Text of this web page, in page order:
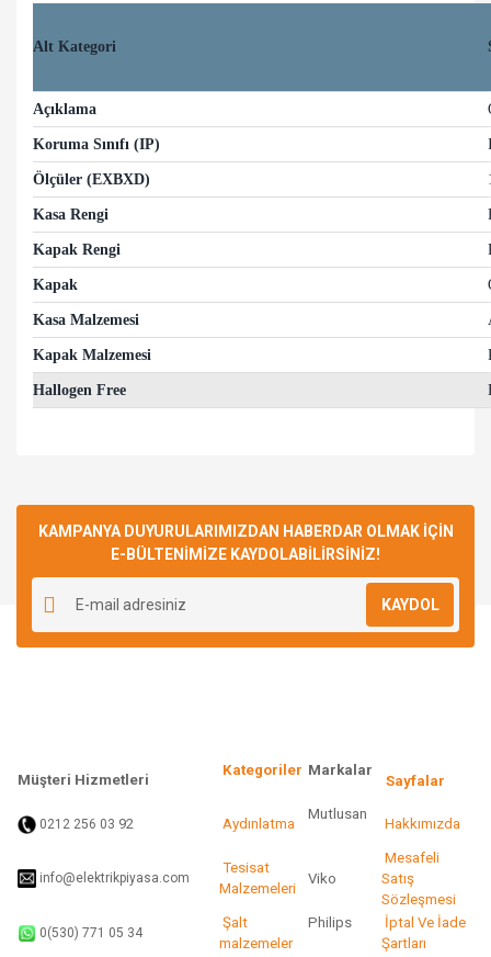
Alt Kategori
Açıklama
Koruma Sınıfı (IP)
Ölçüler (EXBXD)
Kasa Rengi
Kapak Rengi
Kapak
Kasa Malzemesi
Kapak Malzemesi
Hallogen Free
Yorum Yaz
kullanarak tarafımıza iletebilirsiniz.
Görüş ve önerileriniz için teşekkür ederiz.
Ürün resmi kalitesiz, bozuk veya görüntülenemiyor.
Ürün açıklamasında eksik bilgiler bulunuyor.
Ürün bilgilerinde hatalar bulunuyor.
KAMPANYA DUYURULARIMIZDAN HABERDAR OLMAK İÇİN
E-BÜLTENİMİZE KAYDOLABİLİRSİNİZ!
KAYDOL
Müşteri Hizmetleri
Kategoriler Markalar
Sayfalar
0212 256 03 92 Aydınlatma
Mutlusan
Hakkımızda
info@elektrikpiyasa.com
Tesisat
Malzemeleri
Viko
Mesafeli
Satış
Sözleşmesi
0(530) 771 05 34
Şalt
malzemeler
Philips
İptal Ve İade
Şartları